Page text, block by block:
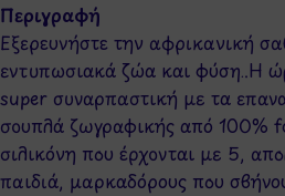
Περιγραφή
Εξερευνήστε την αφρικανική
εντυπωσιακά ζώα και φύση..Η
super συναρπαστική με τα
σουπλά ζωγραφικής από 100%
σιλικόνη που έρχονται με 5,
παιδιά, μαρκαδόρους που